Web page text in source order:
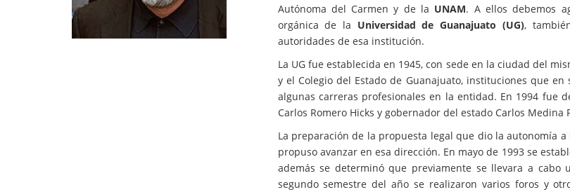
Autónoma del Carmen y de la UNAM. A ellos debemos
orgánica de la Universidad de Guanajuato (UG),
autoridades de esa institución.
La UG fue establecida en 1945, con sede en la ciudad del
y el Colegio del Estado de Guanajuato, instituciones que
algunas carreras profesionales en la entidad. En 1994 fue
Carlos Romero Hicks y gobernador del estado Carlos Medina
La preparación de la propuesta legal que dio la autonomía
propuso avanzar en esa dirección. En mayo de 1993 se
además se determinó que previamente se llevara a
segundo semestre del año se realizaron varios foros y